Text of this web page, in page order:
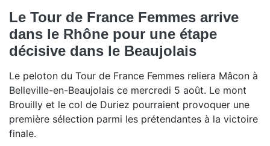
Le Tour de France Femmes arrive
dans le Rhône pour une étape
décisive dans le Beaujolais
Le peloton du Tour de France Femmes reliera Mâcon à
Belleville-en-Beaujolais ce mercredi 5 août. Le mont
Brouilly et le col de Duriez pourraient provoquer une
première sélection parmi les prétendantes à la victoire
finale.